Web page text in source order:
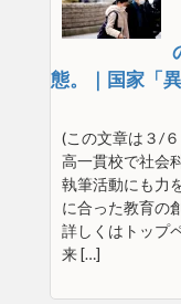
態。｜国家「
(この文章は３/
高一貫校で社会
執筆活動にも力
に合った教育の
詳しくはトップ
来 […]